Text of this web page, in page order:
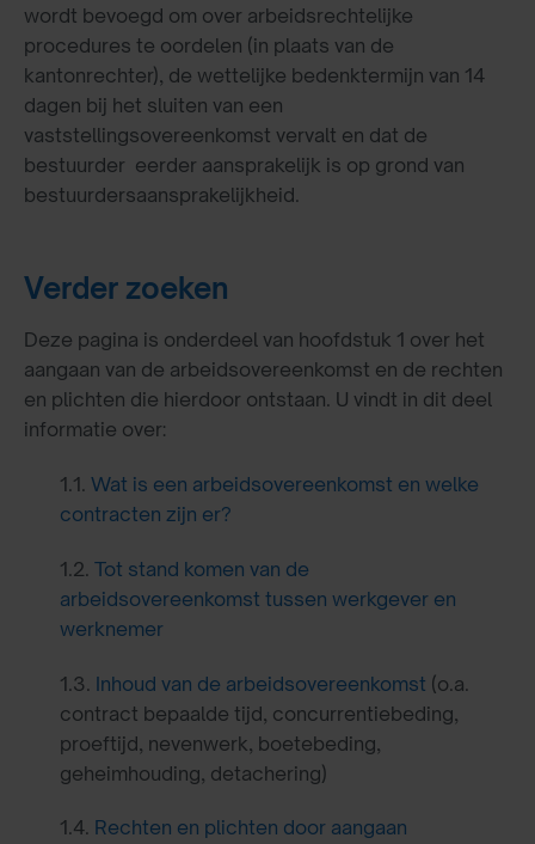
wordt bevoegd om over arbeidsrechtelijke
procedures te oordelen (in plaats van de
kantonrechter), de wettelijke bedenktermijn van 14
dagen bij het sluiten van een
vaststellingsovereenkomst vervalt en dat de
bestuurder eerder aansprakelijk is op grond van
bestuurdersaansprakelijkheid.
Verder zoeken
Deze pagina is onderdeel van hoofdstuk 1 over het
aangaan van de arbeidsovereenkomst en de rechten
en plichten die hierdoor ontstaan. U vindt in dit deel
informatie over:
1.1. Wat is een arbeidsovereenkomst en welke
contracten zijn er?
1.2. Tot stand komen van de
arbeidsovereenkomst tussen werkgever en
werknemer
1.3. Inhoud van de arbeidsovereenkomst (o.a.
contract bepaalde tijd, concurrentiebeding,
proeftijd, nevenwerk, boetebeding,
geheimhouding, detachering)
1.4. Rechten en plichten door aangaan